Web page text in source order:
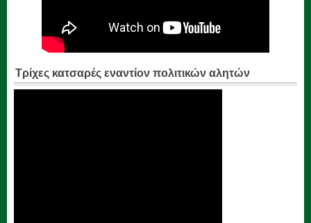
Τρίχες κατσαρές εναντίον πολιτικών αλητών